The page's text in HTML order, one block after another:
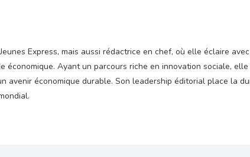
Express, mais aussi rédactrice en chef, où elle éclaire
économique. Ayant un parcours riche en innovation sociale,
avenir économique durable. Son leadership éditorial place la